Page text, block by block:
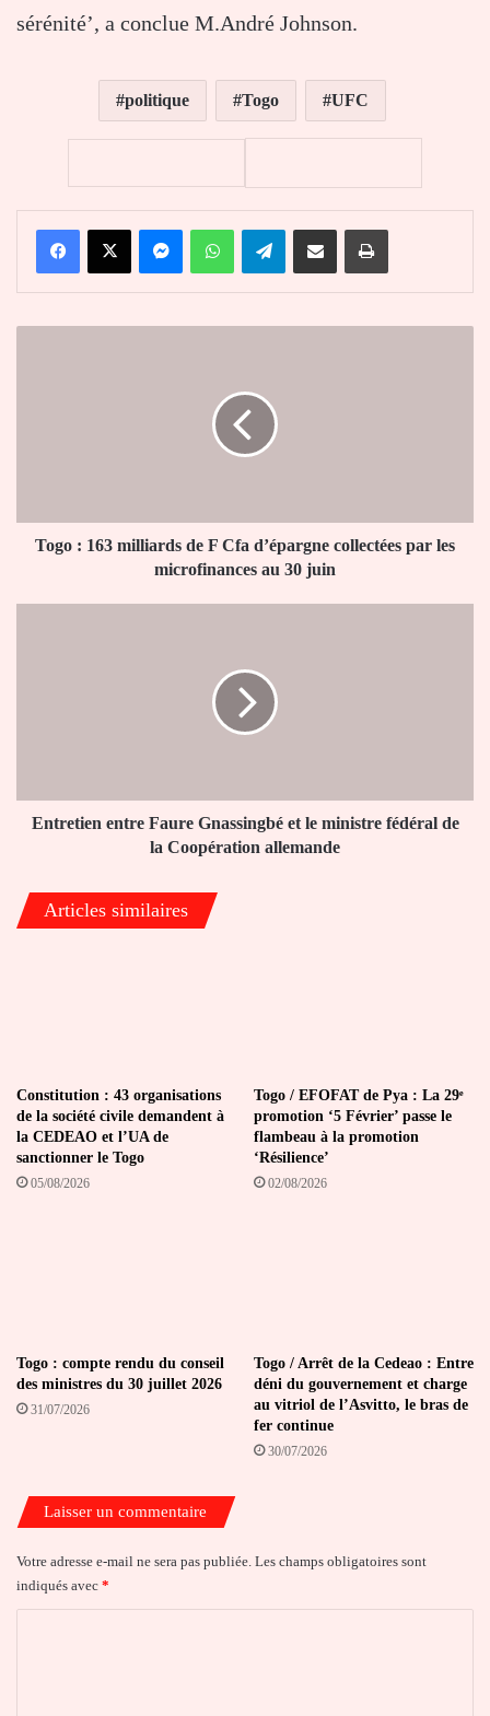
sérénité’, a conclue M.André Johnson.
politique Togo UFC
FacebookX MessengerWhatsAppTelegramPartager par email Imprimer
collectées
Togo : 163 milliards de F Cfa d’épargne collectées par les
microfinances au 30 juin
de
Entretien entre Faure Gnassingbé et le ministre fédéral de
la Coopération allemande
Articles similaires
Constitution : 43 organisations
de la société civile demandent à
la CEDEAO et l’UA de
sanctionner le Togo
05/08/2026
Togo / EFOFAT de Pya : La 29ᵉ
promotion ‘5 Février’ passe le
flambeau à la promotion
‘Résilience’
02/08/2026
Togo : compte rendu du conseil
des ministres du 30 juillet 2026
31/07/2026
Togo / Arrêt de la Cedeao : Entre
déni du gouvernement et charge
au vitriol de l’Asvitto, le bras de
fer continue
30/07/2026
Laisser un commentaire
Votre adresse e-mail ne sera pas publiée. Les champs obligatoires sont
indiqués avec *